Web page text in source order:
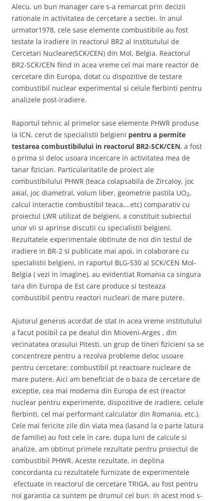
Alecu, un bun manager care s-a remarcat prin decizii
rationale in activitatea de cercetare a sectiei. In anul
urmator1978, cele sase elemente combustibile au fost
testate la iradiere in reactorul BR2 al Institutului de
Cercetari Nucleare(SCK/CEN) din Mol, Belgia. Reactorul
BR2-SCK/CEN fiind in acea vreme cel mai mare reactor de
cercetare din Europa, dotat cu dispozitive de testare
combustibil nuclear experimental si celule fierbinti pentru
analizele post-iradiere.
Raportul tehnic al primelor sase elemente PHWR produse
la ICN, cerut de specialistii belgieni pentru a permite
testarea combustibilului in reactorul BR2-SCK/CEN, a fost
o prima si deloc usoara incercare in activitatea mea de
tanar fizician. Particularitatile de proiect ale
combustibilului PHWR (teaca colapsabila de Zircaloy, joc
axial, joc diametral, volum liber, geometrie pastila UO2,
calcul interactie combustibil teaca….etc) comparativ cu
proiectul LWR utilizat de belgieni, a constituit subiectul
unor vii si aprinse discutii cu specialistii belgieni.
Rezultatele experimentale obtinute de noi din testul de
iradiere in BR-2 si publicate mai apoi, in colaborare cu
specialistii belgieni, in raportul BLG-530 al SCK/CEN Mol-
Belgia ( vezi in imagine), au evidentiat Romania ca singura
tara din Europa de Est care produce si testeaza
combustibil pentru reactori nucleari de mare putere.
Ajutorul generos acordat de stat in acea vreme institutului
a facut posibil ca pe dealul din Mioveni-Arges , din
vecinatatea orasului Pitesti, un grup de tineri fizicieni sa se
concentreze pentru a rezolva probleme deloc usoare
pentru cercetare: combustibil pt reactoare nucleare de
mare putere. Aici am beneficiat de o baza de cercetare de
exceptie, cea mai moderna din Europa de est (reactor
nuclear pentru experimente, dispozitive de iradiere, celule
fierbinti, cel mai performant calculator din Romania, etc.).
Cele mai fericite zile din viata mea (lasand la o parte latura
de familie) au fost cele in care, dupa luni de calcule si
analize, am obtinut primele rezultate pentru proiectul de
combustibil PHWR. Aceste rezultate, in deplina
concordanta cu rezultatele furnizate de experimentele
efectuate in reactorul de cercetare TRIGA, au fost pentru
noi garantia ca suntem pe drumul cel bun. In acest mod s-